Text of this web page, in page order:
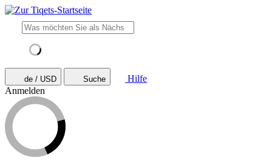
de / USD Suche
Hilfe
Anmelden